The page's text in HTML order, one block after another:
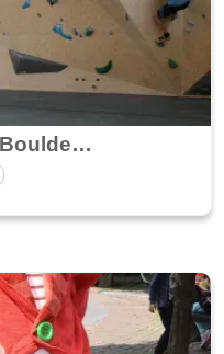
BLOCSCHOKOLADE - Bouldern & Backen